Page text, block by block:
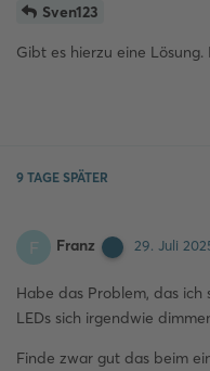
Sven123
Gibt es hierzu eine
9 TAGE SPÄTER
F Franz 29. Juli
Habe das Problem, das ich
LEDs sich irgendwie
Finde zwar gut das beim